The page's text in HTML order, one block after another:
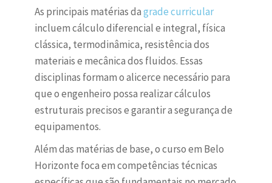
As principais matérias dagrade curricular
incluem cálculo diferencial e integral, física
clássica, termodinâmica, resistência dos
materiais e mecânica dos fluidos. Essas
disciplinas formam o alicerce necessário para
que o engenheiro possa realizar cálculos
estruturais precisos e garantir a segurança de
equipamentos.
Além das matérias de base, o curso em Belo
Horizonte foca em competências técnicas